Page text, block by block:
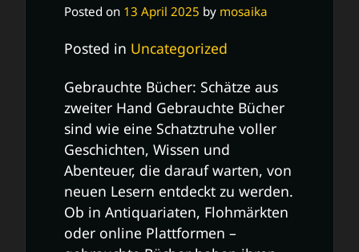
Posted on 13 April 2025 by mosaika
Posted in Uncategorized
Gebrauchte Bücher: Schätze aus
zweiter Hand Gebrauchte Bücher
sind wie eine Schatztruhe voller
Geschichten, Wissen und
Abenteuer, die darauf warten, von
neuen Lesern entdeckt zu werden.
Ob in Antiquariaten, Flohmärkten
oder online Plattformen –